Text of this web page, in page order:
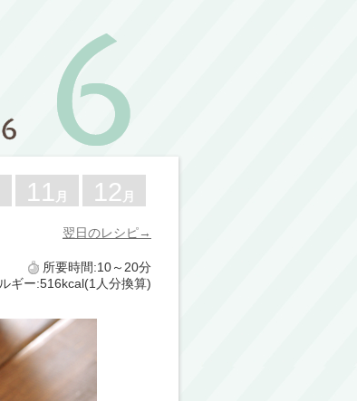
11 月 12 月
翌日のレシピ→
所要時間:10～20分
ギー:516kcal(1人分換算)